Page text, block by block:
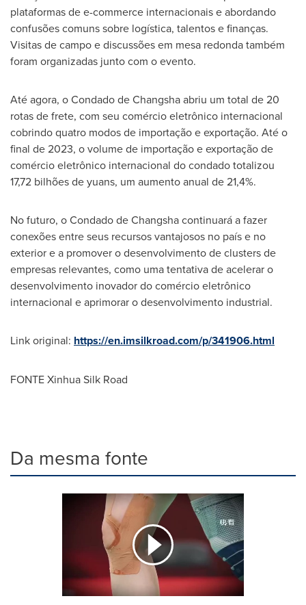
plataformas de e-commerce internacionais e abordando
confusões comuns sobre logística, talentos e finanças.
Visitas de campo e discussões em mesa redonda também
foram organizadas junto com o evento.
Até agora, o Condado deChangshaabriu um total de 20
rotas de frete, com seu comércio eletrônico internacional
cobrindo quatro modos de importação e exportação. Até o
final de 2023, o volume de importação e exportação de
comércio eletrônico internacional do condado totalizou
17,72 bilhões de yuans, um aumento anual de 21,4%.
No futuro, o Condado deChangshacontinuará a fazer
conexões entre seus recursos vantajosos no país e no
exterior e a promover o desenvolvimento de clusters de
empresas relevantes, como uma tentativa de acelerar o
desenvolvimento inovador do comércio eletrônico
internacional e aprimorar o desenvolvimento industrial.
Link original: https://en.imsilkroad.com/p/341906.html
FONTE Xinhua Silk Road
Da mesma fonte